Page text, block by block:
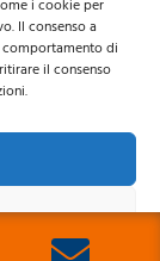
i cookie per
Il consenso a
di
il consenso
17771951005
del Sito